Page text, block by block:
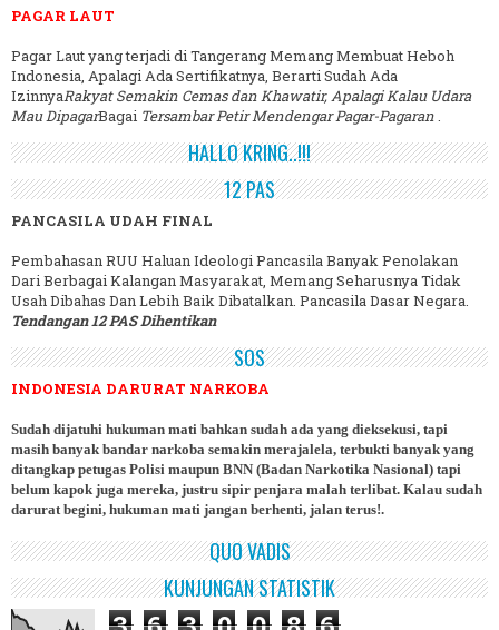
PAGAR LAUT
Pagar Laut yang terjadi di Tangerang Memang Membuat Heboh
Indonesia, Apalagi Ada Sertifikatnya, Berarti Sudah Ada
IzinnyaRakyat Semakin Cemas dan Khawatir, Apalagi Kalau Udara
Mau DipagarBagai Tersambar Petir Mendengar Pagar-Pagaran.
HALLO KRING..!!!
12 PAS
PANCASILA UDAH FINAL
Pembahasan RUU Haluan Ideologi Pancasila Banyak Penolakan
Dari Berbagai Kalangan Masyarakat, Memang Seharusnya Tidak
Usah Dibahas Dan Lebih Baik Dibatalkan. Pancasila Dasar Negara.
Tendangan 12 PAS Dihentikan
SOS
INDONESIA DARURAT NARKOBA
Sudah dijatuhi hukuman mati bahkan sudah ada yang dieksekusi, tapi
masih banyak bandar narkoba semakin merajalela, terbukti banyak yang
ditangkap petugas Polisi maupun BNN (Badan Narkotika Nasional) tapi
belum kapok juga mereka, justru sipir penjara malah terlibat. Kalau sudah
darurat begini, hukuman mati jangan berhenti, jalan terus!.
QUO VADIS
KUNJUNGAN STATISTIK